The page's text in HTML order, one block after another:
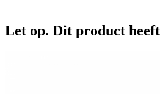
Let op. Dit product